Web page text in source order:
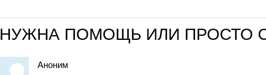
НУЖНА ПОМОЩЬ ИЛИ ПРОСТО
Аноним